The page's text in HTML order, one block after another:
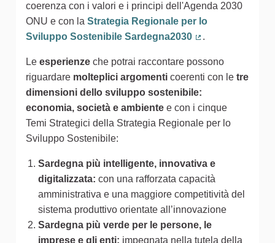
coerenza con i valori e i principi dell'Agenda 2030
ONU e con la Strategia Regionale per lo
Sviluppo Sostenibile Sardegna2030
.
Le esperienze che potrai raccontare possono
riguardare molteplici argomenti coerenti con le tre
dimensioni dello sviluppo sostenibile:
economia, società e ambiente e con i cinque
Temi Strategici della Strategia Regionale per lo
Sviluppo Sostenibile:
Sardegna più intelligente, innovativa e
digitalizzata: con una rafforzata capacità
amministrativa e una maggiore competitività del
sistema produttivo orientate all’innovazione
Sardegna più verde per le persone, le
imprese e gli enti: impegnata nella tutela della